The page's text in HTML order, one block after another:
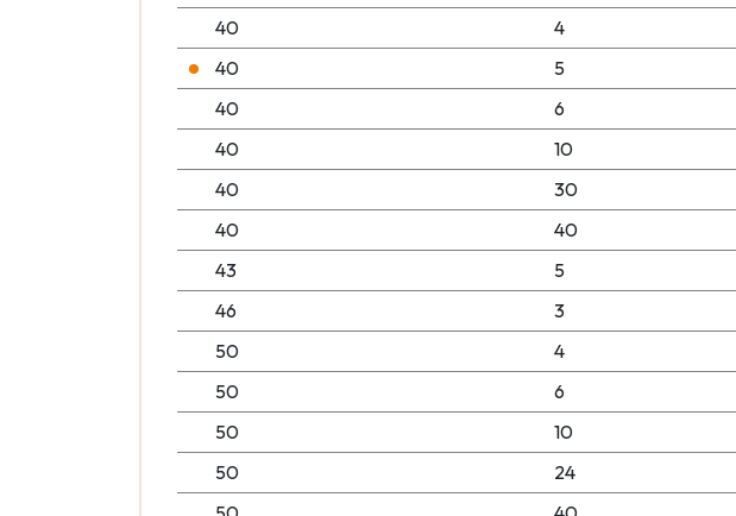
40
4
40
5
40
6
40
10
40
30
40
40
43
5
46
3
50
4
50
6
50
10
50
24